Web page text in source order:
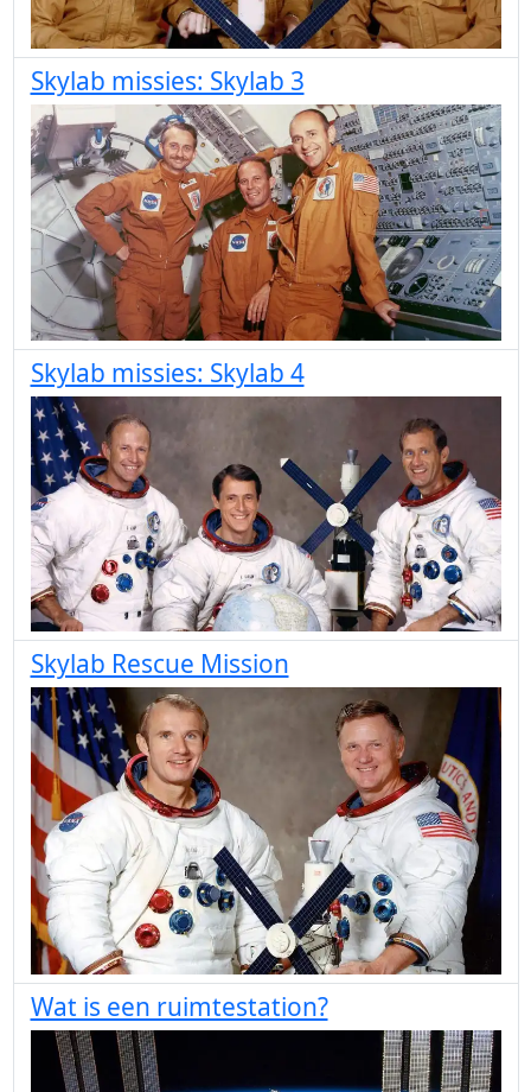
Skylab missies: Skylab 3
Skylab missies: Skylab 4
Skylab Rescue Mission
Wat is een ruimtestation?